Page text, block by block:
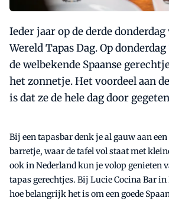
Ieder jaar op de derde
Wereld Tapas Dag. Op
de welbekende Spaanse
het zonnetje. Het voordeel aan
is dat ze de hele dag door
Bij een tapasbar denk je al gauw aan
barretje, waar de tafel vol staat met
ook in Nederland kun je volop genieten
tapas gerechtjes. Bij Lucie Cocina Bar
hoe belangrijk het is om een goede